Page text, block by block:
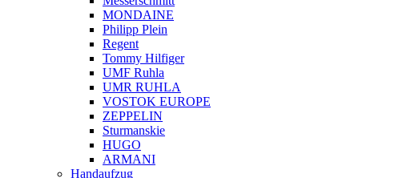
MONDAINE
Philipp Plein
Regent
Tommy Hilfiger
UMF Ruhla
UMR RUHLA
VOSTOK EUROPE
ZEPPELIN
Sturmanskie
HUGO
ARMANI
Handaufzug